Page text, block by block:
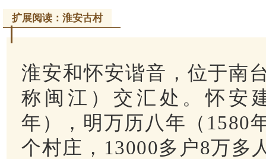
扩展阅读：淮安古村
淮安和怀安谐音，位于南
称闽江）交汇处。怀安
年），明万历八年（1580
个村庄，13000多户8万多